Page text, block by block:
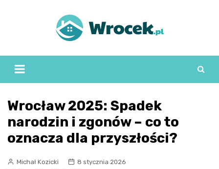
Wrocław 2025: Spadek
narodzin i zgonów – co to
oznacza dla przyszłości?
Michał Kozicki
8 stycznia 2026